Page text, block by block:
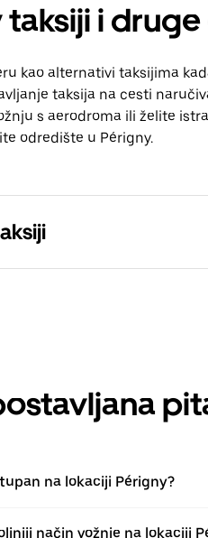
taksiji i
kao alternativi taksijima
taksija na cesti
s aerodroma ili želite
odredište u Périgny.
na lokaciji Périgny?
način vožnje na lokaciji